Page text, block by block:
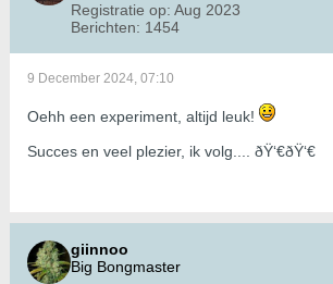
Registratie op: Aug 2023
Berichten: 1454
9 December 2024, 07:10
Oehh een experiment, altijd leuk!
Succes en veel plezier, ik volg.... ðŸ‘€ðŸ‘€
giinnoo
Big Bongmaster